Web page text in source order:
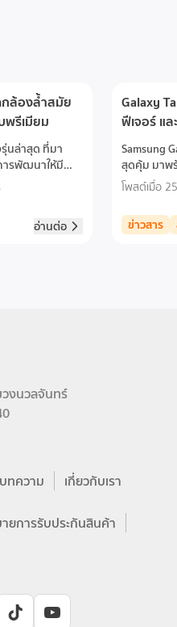
กล้องล้ำสมัย
พรีเมียม
นล่าสุด ที่มา
ารพัฒนาให้มี
วามละเอียดสูง
ให้สมจริงในทุก
อ่านต่อ
Galaxy
ฟีเจอร์ แ
Samsung
สุดคุ้ม มาพ
mAh ชาร์จ
โพสต์เมื่อ
ข่าวสาร
งนวลจันทร์
ทความ เกี่ยวกับเรา
ยการรับประกันสินค้า